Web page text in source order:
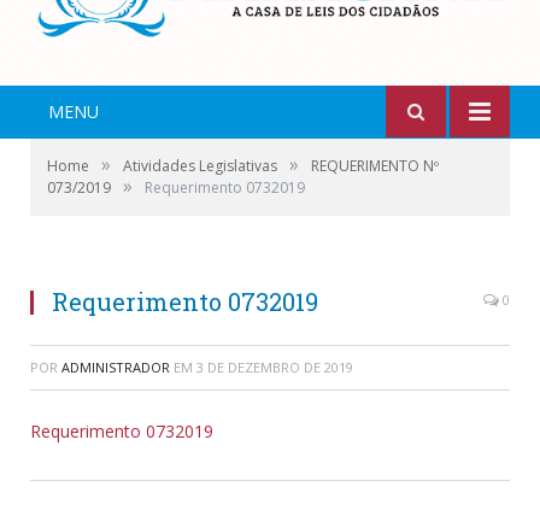
MENU
Home » Atividades Legislativas »
REQUERIMENTO Nº
073/2019 » Requerimento 0732019
Requerimento 0732019 0
POR ADMINISTRADOR EM 3 DE DEZEMBRO DE 2019
Requerimento 0732019